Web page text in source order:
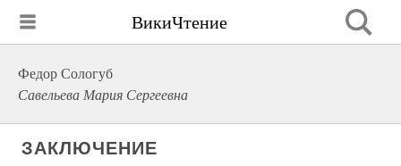
ВикиЧтение
Федор Сологуб
Савельева Мария Сергеевна
ЗАКЛЮЧЕНИЕ